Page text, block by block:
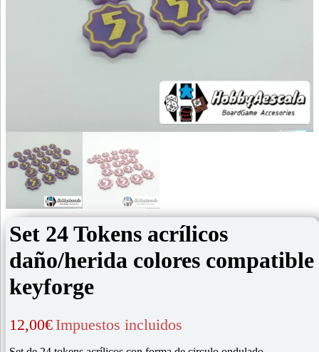
Set 24 Tokens acrílicos
daño/herida colores compatible
keyforge
12,00€ Impuestos incluidos